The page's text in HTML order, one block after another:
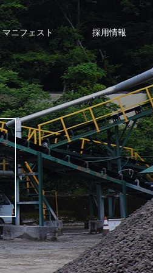
マニフェスト 採用情報